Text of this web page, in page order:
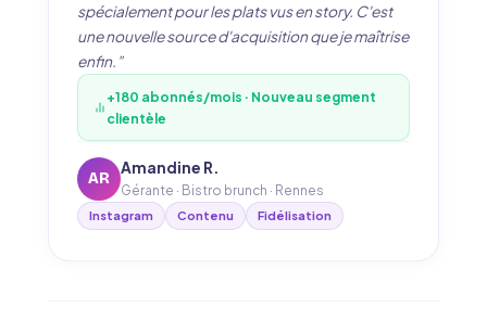
spécialement pour les plats vus en story. C'est
une nouvelle source d'acquisition que je maîtrise
enfin.”
+180 abonnés/mois · Nouveau segment
clientèle
AR
Amandine R.
Gérante · Bistro brunch · Rennes
Instagram Contenu Fidélisation